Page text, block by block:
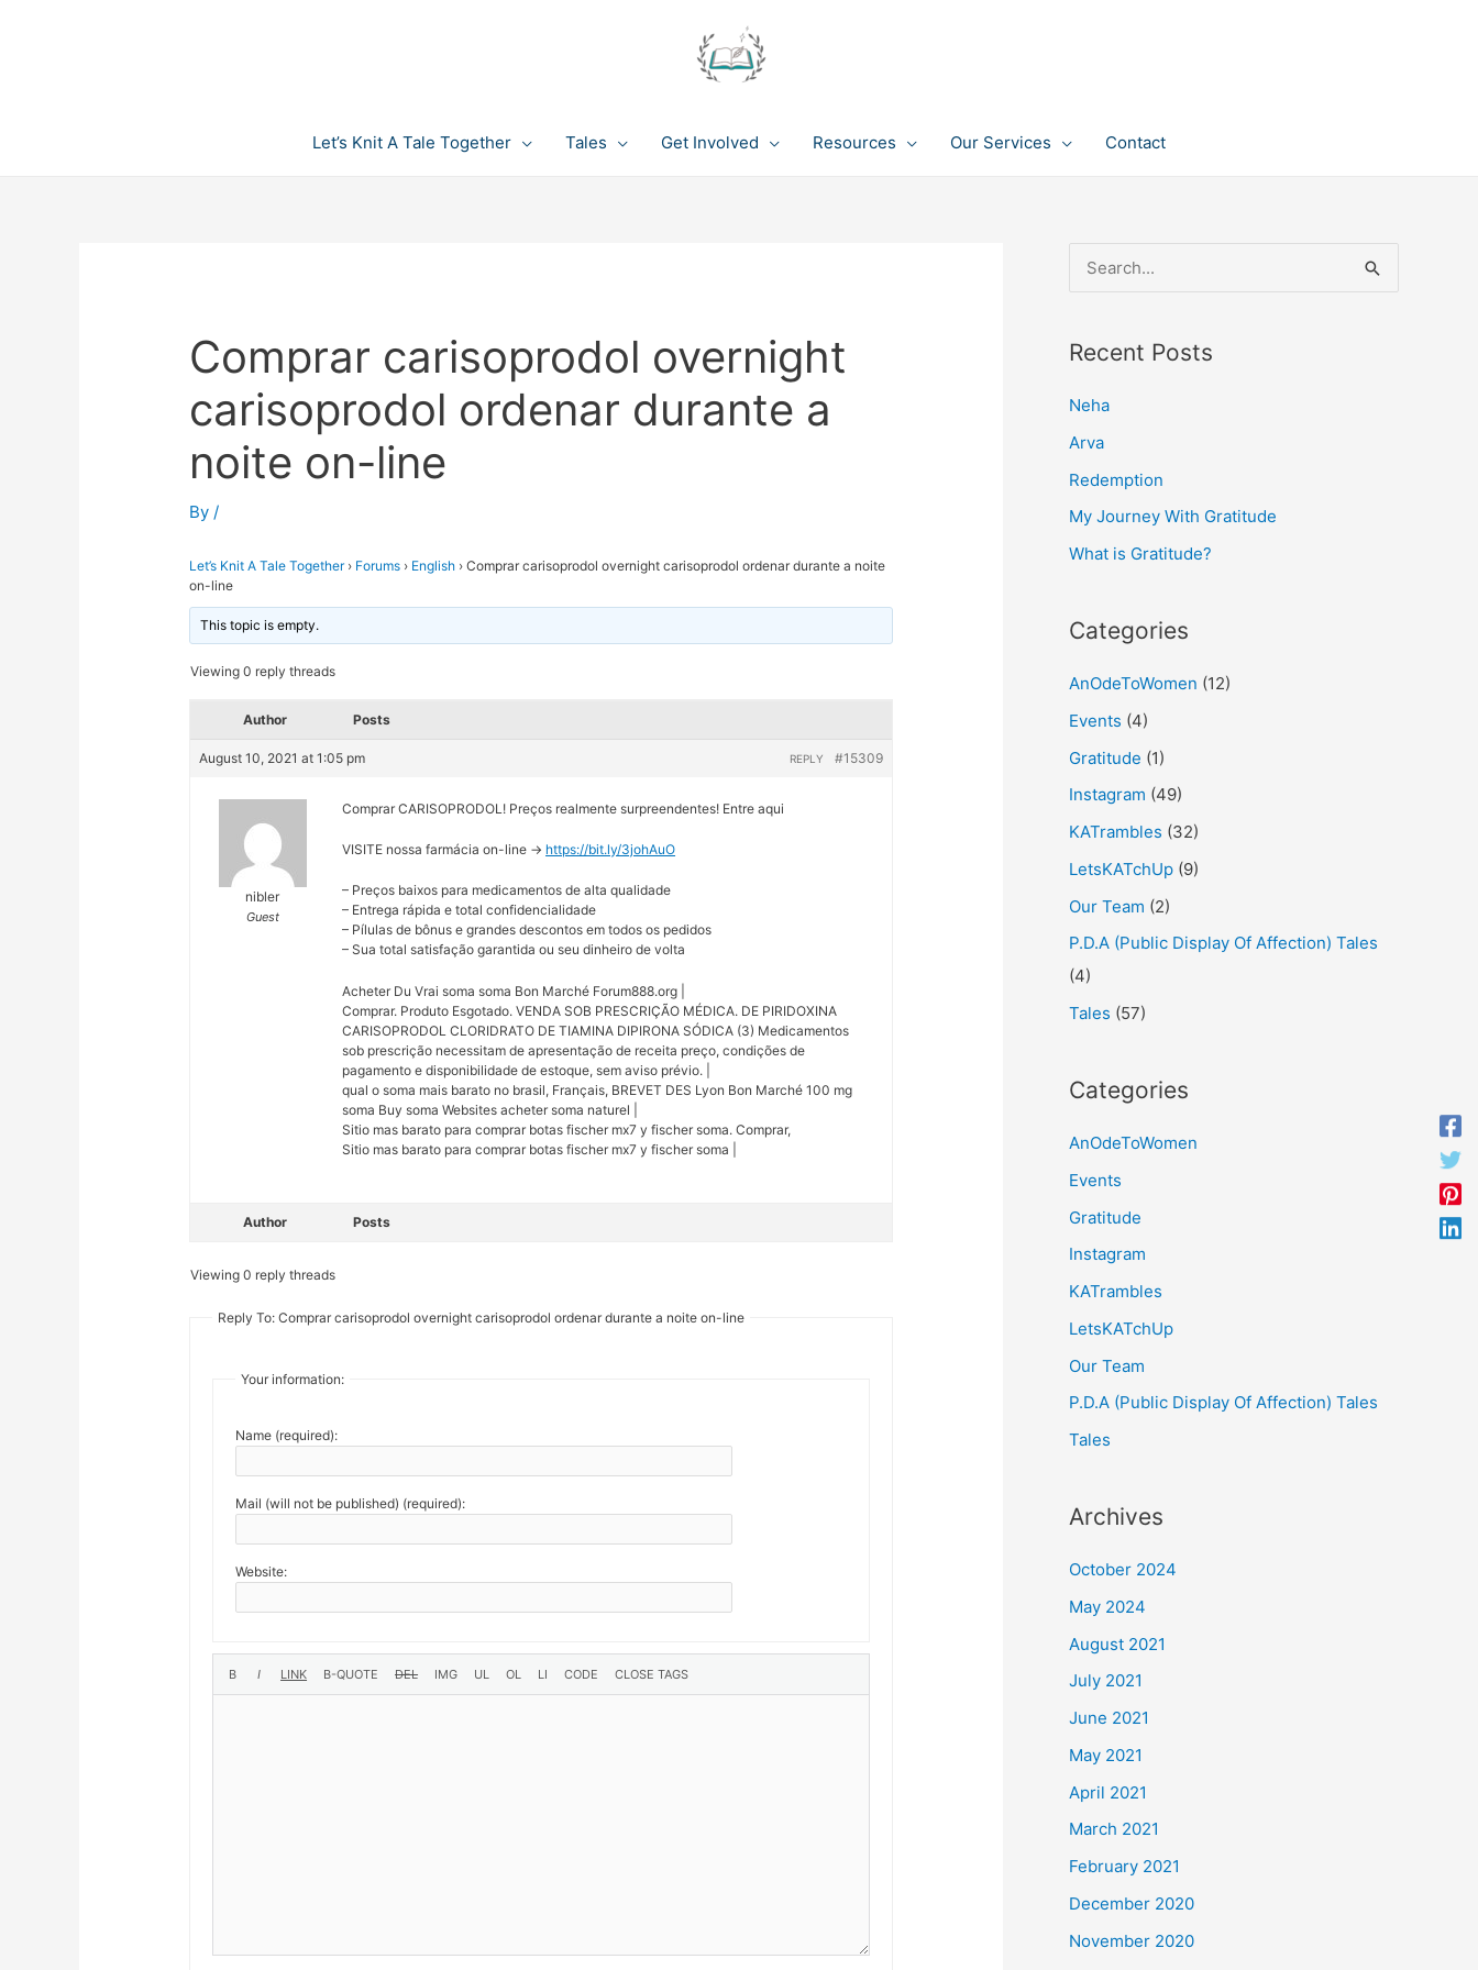
Let’s Knit A Tale Together Tales Get Involved Resources Our Services Contact
Comprar carisoprodol overnight
carisoprodol ordenar durante a
noite on-line
By/
Let’s Knit A Tale Together › Forums › English › Comprar carisoprodol overnight carisoprodol ordenar durante a noite
on-line
This topic is empty.
Viewing 0 reply threads
Author Posts
August 10, 2021 at 1:05 pm #15309
REPLY
nibler
Guest
Comprar CARISOPRODOL! Preços realmente surpreendentes! Entre aqui
VISITE nossa farmácia on-line -> https://bit.ly/3johAuO
– Preços baixos para medicamentos de alta qualidade
– Entrega rápida e total confidencialidade
– Pílulas de bônus e grandes descontos em todos os pedidos
– Sua total satisfação garantida ou seu dinheiro de volta
Acheter Du Vrai soma soma Bon Marché Forum888.org |
Comprar. Produto Esgotado. VENDA SOB PRESCRIÇÃO MÉDICA. DE PIRIDOXINA
CARISOPRODOL CLORIDRATO DE TIAMINA DIPIRONA SÓDICA (3) Medicamentos
sob prescrição necessitam de apresentação de receita preço, condições de
pagamento e disponibilidade de estoque, sem aviso prévio. |
qual o soma mais barato no brasil, Français, BREVET DES Lyon Bon Marché 100 mg
soma Buy soma Websites acheter soma naturel |
Sitio mas barato para comprar botas fischer mx7 y fischer soma. Comprar,
Sitio mas barato para comprar botas fischer mx7 y fischer soma |
Author Posts
Viewing 0 reply threads
Reply To: Comprar carisoprodol overnight carisoprodol ordenar durante a noite on-line
Your information:
Name (required):
Mail (will not be published) (required):
Website:
e
r
f
o
r
:
Recent Posts
Neha
Arva
Redemption
My Journey With Gratitude
What is Gratitude?
Categories
AnOdeToWomen (12)
Events (4)
Gratitude (1)
Instagram (49)
KATrambles (32)
LetsKATchUp (9)
Our Team (2)
P.D.A (Public Display Of Affection) Tales
(4)
Tales (57)
Categories
AnOdeToWomen
Events
Gratitude
Instagram
KATrambles
LetsKATchUp
Our Team
P.D.A (Public Display Of Affection) Tales
Tales
Archives
October 2024
May 2024
August 2021
July 2021
June 2021
May 2021
April 2021
March 2021
February 2021
December 2020
November 2020